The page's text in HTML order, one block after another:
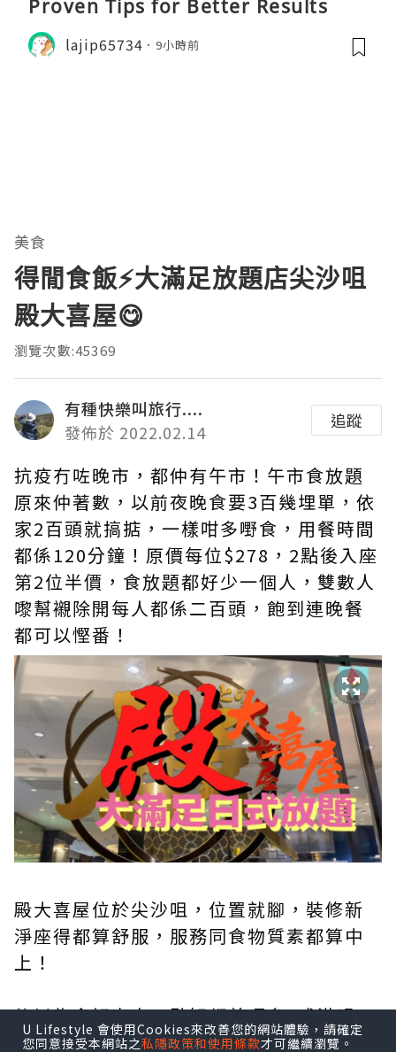
Proven Tips for Better Results
lajip65734 9小時前
美食
得閒食飯⚡大滿足放題店尖沙咀
殿大喜屋😋
瀏覽次數:45369
有種快樂叫旅行....
發佈於 2022.02.14
追蹤
抗疫冇咗晚市，都仲有午市！午市食放題
原來仲著數，以前夜晚食要3百幾埋單，依
家2百頭就搞掂，一樣咁多嘢食，用餐時間
都係120分鐘！原價每位$278，2點後入座
第2位半價，食放題都好少一個人，雙數人
嚟幫襯除開每人都係二百頭，飽到連晚餐
都可以慳番！
殿大喜屋位於尖沙咀，位置就腳，裝修新
淨座得都算舒服，服務同食物質素都算中
上！
仲以為會好少人，點知都差唔多8成滿喎！
所以食物唔會少咗，仍然供應充足！前
U Lifestyle 會使用Cookies來改善您的網站體驗，請確定
您同意接受本網站之私隱政策和使用條款才可繼續瀏覽。